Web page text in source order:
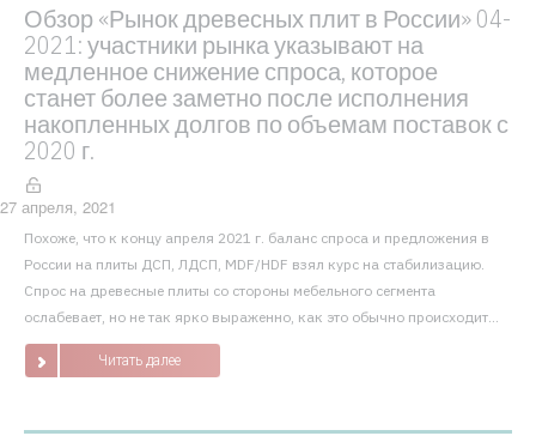
Обзор «Рынок древесных плит в России» 04-
2021: участники рынка указывают на
медленное снижение спроса, которое
станет более заметно после исполнения
накопленных долгов по объемам поставок с
2020 г.
27 апреля, 2021
Похоже, что к концу апреля 2021 г. баланс спроса и предложения в
России на плиты ДСП, ЛДСП, MDF/HDF взял курс на стабилизацию.
Спрос на древесные плиты со стороны мебельного сегмента
ослабевает, но не так ярко выраженно, как это обычно происходит...
Читать далее